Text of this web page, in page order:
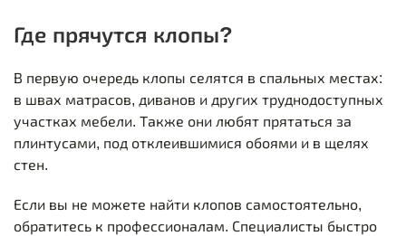
Где прячутся клопы?
В первую очередь клопы селятся в спальных местах:
в швах матрасов, диванов и других труднодоступных
участках мебели. Также они любят прятаться за
плинтусами, под отклеившимися обоями и в щелях
стен.
Если вы не можете найти клопов самостоятельно,
обратитесь к профессионалам. Специалисты быстро